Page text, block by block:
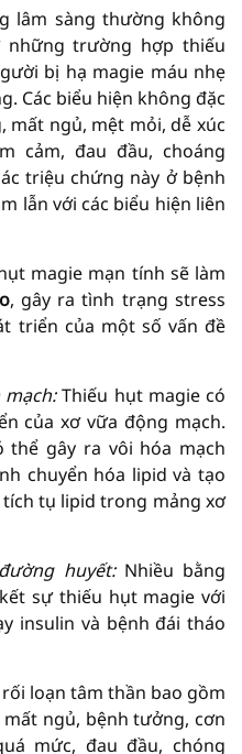
lâm sàng thường không
những trường hợp thiếu
bị hạ magie máu nhẹ
Các biểu hiện không đặc
mất ngủ, mệt mỏi, dễ xúc
cảm, đau đầu, choáng
triệu chứng này ở bệnh
lẫn với các biểu hiện liên
magie mạn tính sẽ làm
, gây ra tình trạng stress
triển của một số vấn đề
mạch:Thiếu hụt magie có
của xơ vữa động mạch.
thể gây ra vôi hóa mạch
chuyển hóa lipid và tạo
tụ lipid trong mảng xơ
huyết: Nhiều bằng
sự thiếu hụt magie với
insulin và bệnh đái tháo
loạn tâm thần bao gồm
ngủ, bệnh tưởng, cơn
mức, đau đầu, chóng